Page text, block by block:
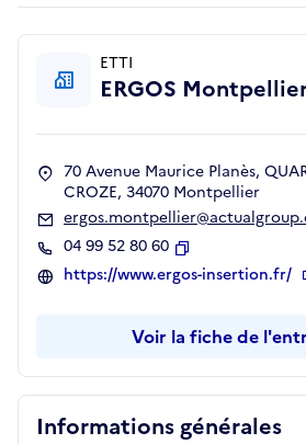
Informations générales
ETTI
ERGOS
70 Avenue Maurice Planès,
CROZE, 34070 Montpellier
04 99 52 80 60
Copier
https://www.ergos-insertion.fr/
Voir la fiche de